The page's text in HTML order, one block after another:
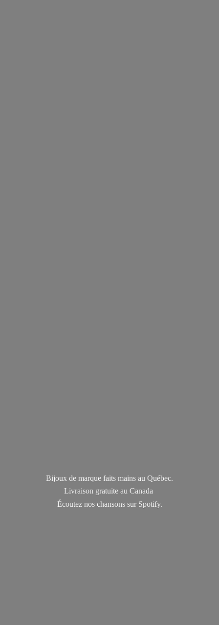
Bijoux de marque faits mains au Québec.
Livraison gratuite au Canada
Écoutez nos chansons sur Spotify.